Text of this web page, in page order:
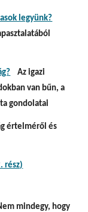
legyünk?
    Az igazi
van bűn, a
gondolatai
értelméről és
rész)
mindegy, hogy